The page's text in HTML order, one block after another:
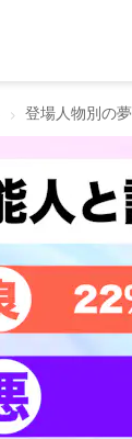
登場人物別の夢